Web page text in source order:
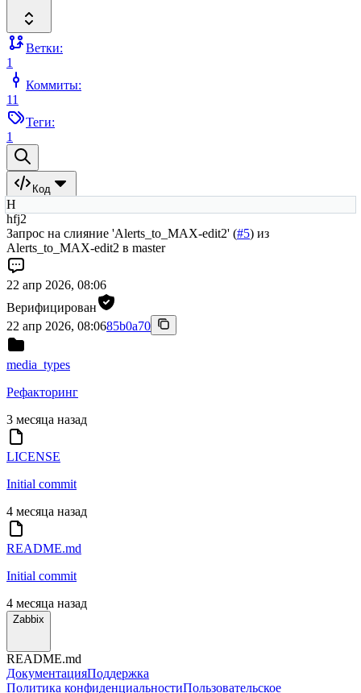
Ветки:
1
Коммиты:
11
Теги:
1
Код
H
hfj2
Запрос на слияние 'Alerts_to_MAX-edit2' (#5) из
Alerts_to_MAX-edit2 в master
22 апр 2026, 08:06
Верифицирован
22 апр 2026, 08:0685b0a70
media_types
Рефакторинг
3 месяца назад
LICENSE
Initial commit
4 месяца назад
README.md
Initial commit
4 месяца назад
Zabbix
README.md
ДокументацияПоддержка
Политика конфиденциальностиПользовательское